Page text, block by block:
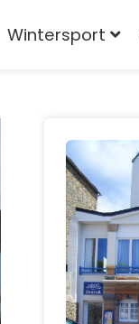
Wintersport